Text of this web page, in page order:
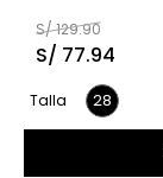
S/129.90
S/ 77.94
Talla 28